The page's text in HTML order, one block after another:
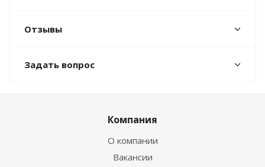
Отзывы
Задать вопрос
Компания
О компании
Вакансии